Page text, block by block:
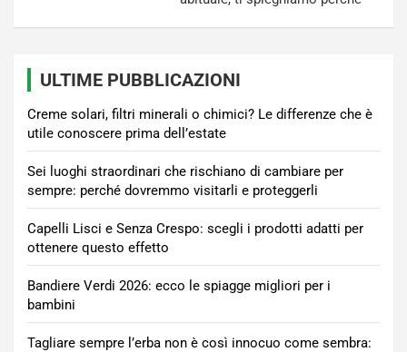
ULTIME PUBBLICAZIONI
Creme solari, filtri minerali o chimici? Le differenze che è
utile conoscere prima dell’estate
Sei luoghi straordinari che rischiano di cambiare per
sempre: perché dovremmo visitarli e proteggerli
Capelli Lisci e Senza Crespo: scegli i prodotti adatti per
ottenere questo effetto
Bandiere Verdi 2026: ecco le spiagge migliori per i
bambini
Tagliare sempre l’erba non è così innocuo come sembra: